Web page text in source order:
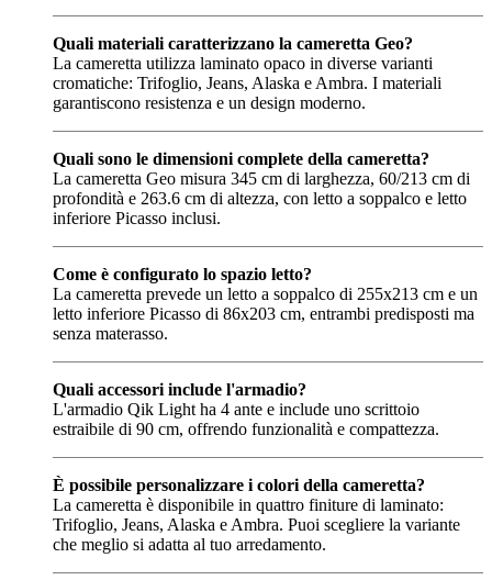
Quali materiali caratterizzano la cameretta Geo?
La cameretta utilizza laminato opaco in diverse varianti
cromatiche: Trifoglio, Jeans, Alaska e Ambra. I materiali
garantiscono resistenza e un design moderno.
Quali sono le dimensioni complete della cameretta?
La cameretta Geo misura 345 cm di larghezza, 60/213 cm di
profondità e 263.6 cm di altezza, con letto a soppalco e letto
inferiore Picasso inclusi.
Come è configurato lo spazio letto?
La cameretta prevede un letto a soppalco di 255x213 cm e un
letto inferiore Picasso di 86x203 cm, entrambi predisposti ma
senza materasso.
Quali accessori include l'armadio?
L'armadio Qik Light ha 4 ante e include uno scrittoio
estraibile di 90 cm, offrendo funzionalità e compattezza.
È possibile personalizzare i colori della cameretta?
La cameretta è disponibile in quattro finiture di laminato:
Trifoglio, Jeans, Alaska e Ambra. Puoi scegliere la variante
che meglio si adatta al tuo arredamento.